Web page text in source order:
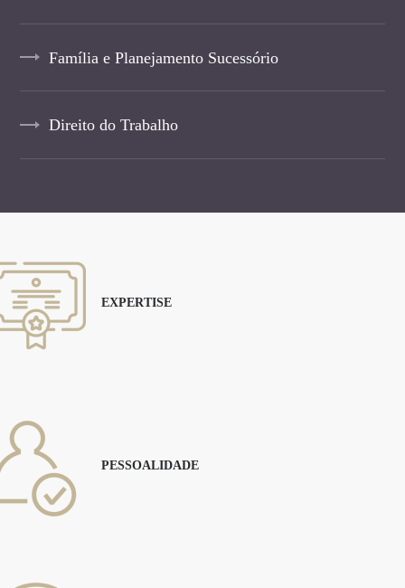
Família e Planejamento Sucessório
Direito do Trabalho
EXPERTISE
PESSOALIDADE